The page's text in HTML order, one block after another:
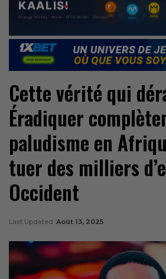
Cette vérité qui
Éradiquer
paludisme en
tuer des milliers
Occident
Last Updated Août 13, 2025